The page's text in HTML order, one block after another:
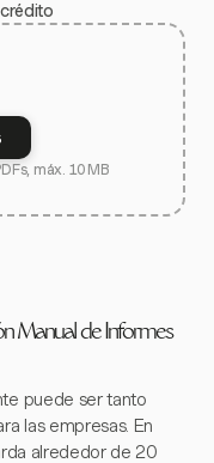
máx. 10 MB
Manual de Informes
puede ser tanto
las empresas. En
alrededor de 20